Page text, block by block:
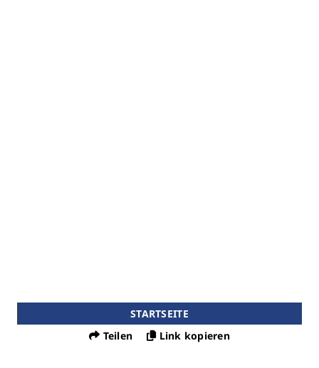
STARTSEITE
Teilen
Link kopieren